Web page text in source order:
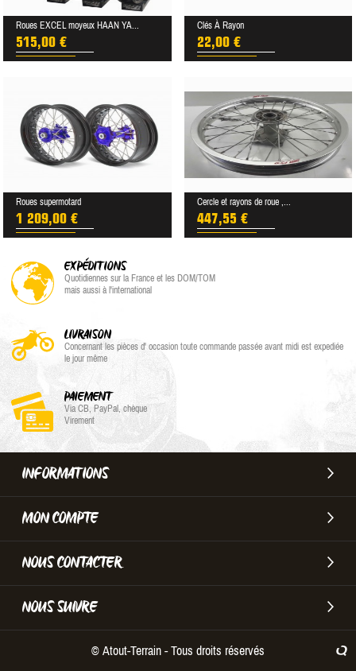
Roues EXCEL moyeux HAAN YA...
515,00 €
Clés À Rayon
22,00 €
Roues supermotard
1 209,00 €
Cercle et rayons de roue ,...
447,55 €
EXPÉDITIONS
Quotidiennes sur la France et les DOM/TOM
mais aussi à l'international
LIVRAISON
Concernant les pièces d' occasion toute commande passée avant midi est expediée
le jour même
PAIEMENT
Via CB, PayPal, chèque
Virement
INFORMATIONS
MON COMPTE
NOUS CONTACTER
NOUS SUIVRE
© Atout-Terrain - Tous droits réservés